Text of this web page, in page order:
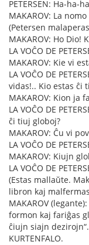
PETERSEN: Ha-ha-
MAKAROV: La
(Petersen
MAKAROV: Ho Dio!
LA VOĈO DE
MAKAROV: Kie vi
LA VOĈO DE
vidas!.. Kio estas ĉi
MAKAROV: Kion ja
LA VOĈO DE
ĉi tiuj globoj?
MAKAROV: Ĉu vi
LA VOĈO DE
MAKAROV: Kiujn
LA VOĈO DE
(Estas mallaŭte.
libron kaj
MAKAROV
formon kaj fariĝas
ĉiujn siajn dezirojn“.
KURTENFALO.